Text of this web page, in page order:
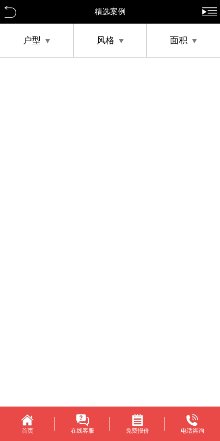
精选案例
户型 风格 面积
首页 在线客服 免费报价 电话咨询